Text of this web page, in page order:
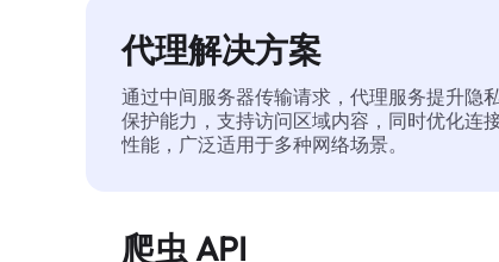
代理解决方案
通过中间服务器传输请求，代理服务提升隐
保护能力，支持访问区域内容，同时优化连
性能，广泛适用于多种网络场景。
爬虫 API